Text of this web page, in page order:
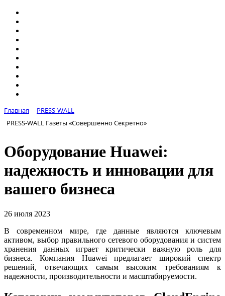
Главная
PRESS-WALL
PRESS-WALL Газеты «Совершенно Секретно»
Оборудование Huawei:
надежность и инновации для
вашего бизнеса
26 июля 2023
В современном мире, где данные являются ключевым
активом, выбор правильного сетевого оборудования и систем
хранения данных играет критически важную роль для
бизнеса. Компания Huawei предлагает широкий спектр
решений, отвечающих самым высоким требованиям к
надежности, производительности и масштабируемости.